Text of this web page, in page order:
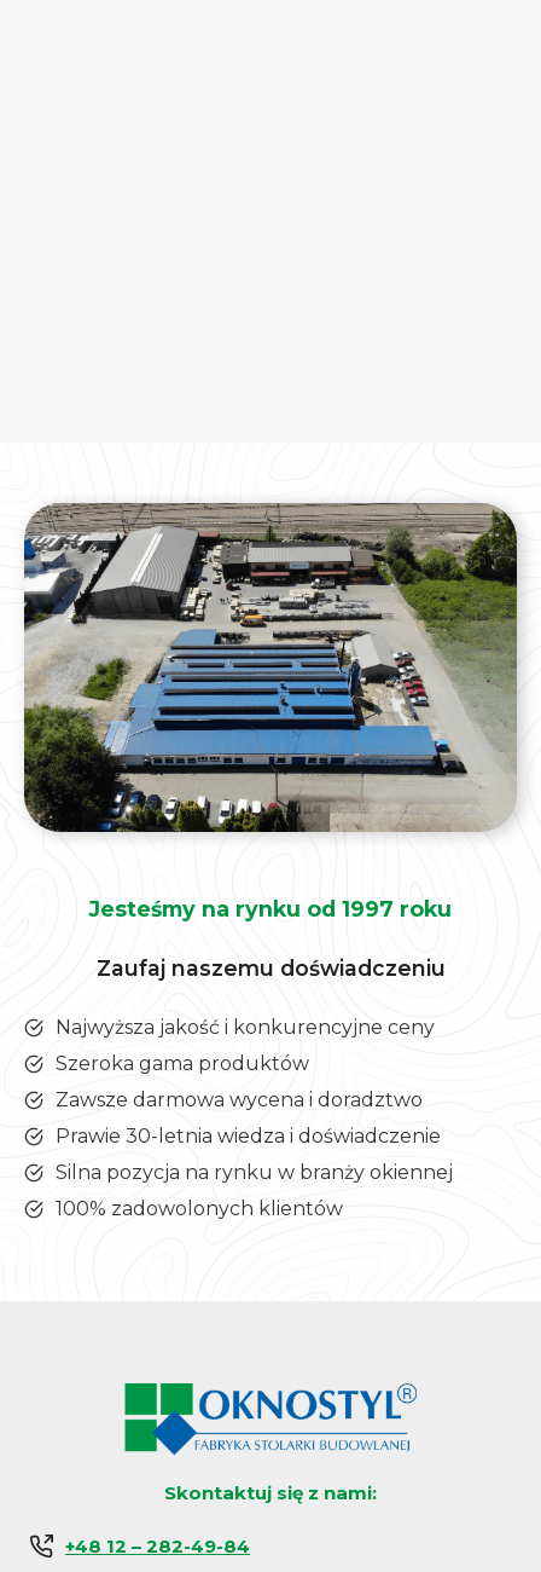
Jesteśmy na rynku od 1997 roku
Zaufaj naszemu doświadczeniu
Najwyższa jakość i konkurencyjne ceny
Szeroka gama produktów
Zawsze darmowa wycena i doradztwo
Prawie 30-letnia wiedza i doświadczenie
Silna pozycja na rynku w branży okiennej
100% zadowolonych klientów
Skontaktuj się z nami:
+48 12 – 282-49-84